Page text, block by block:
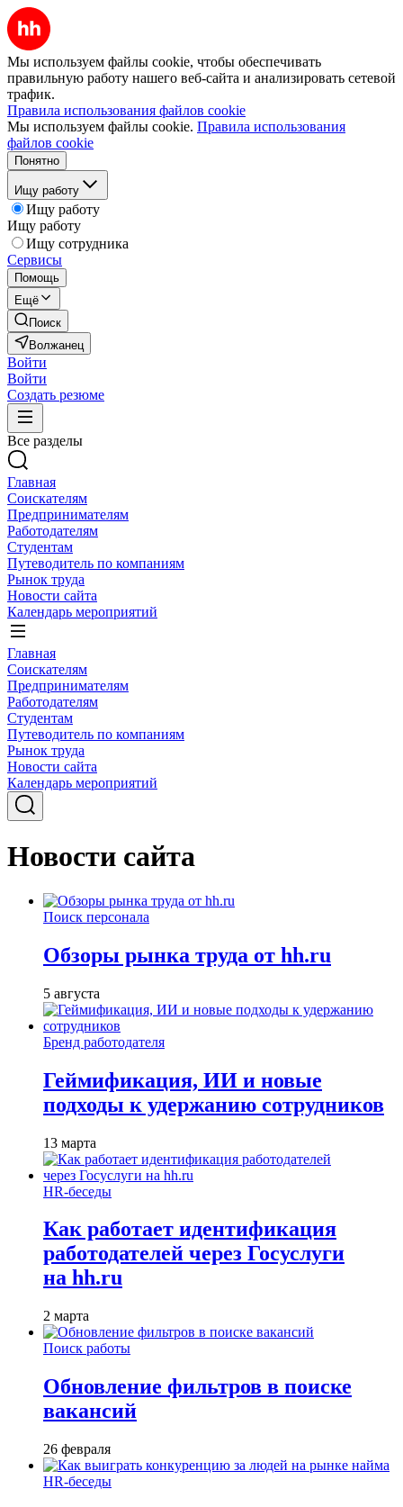
Мы используем файлы cookie, чтобы обеспечивать
правильную работу нашего веб-сайта и анализировать сетевой
трафик.
Правила использования файлов cookie
Мы используем файлы cookie. Правила использования
файлов cookie
Понятно
Ищу работу
Ищу работу
Ищу работу
Ищу сотрудника
Сервисы
Помощь
Ещё
Поиск
Волжанец
Войти
Войти
Создать резюме
Все разделы
Главная
Соискателям
Предпринимателям
Работодателям
Студентам
Путеводитель по компаниям
Рынок труда
Новости сайта
Календарь мероприятий
Главная
Соискателям
Предпринимателям
Работодателям
Студентам
Путеводитель по компаниям
Рынок труда
Новости сайта
Календарь мероприятий
Новости сайта
Поиск персонала
Обзоры рынка труда от hh.ru
5 августа
Бренд работодателя
Геймификация, ИИ и новые
подходы к удержанию сотрудников
13 марта
HR-беседы
Как работает идентификация
работодателей через Госуслуги
на hh.ru
2 марта
Поиск работы
Обновление фильтров в поиске
вакансий
26 февраля
HR-беседы